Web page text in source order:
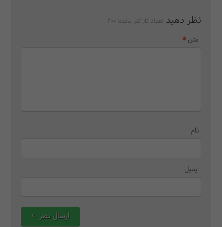
نظر دهید تعداد کاراکتر مانده: 300
متن
نام
ایمیل
ارسال نظر